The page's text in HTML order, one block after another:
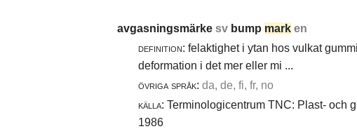
avgasningsmärke sv bump mark en
definition: felaktighet i ytan hos vulkat
deformation i det mer eller mi ...
övriga språk: da, de, fi, fr, no
källa: Terminologicentrum TNC: Plast- och
1986